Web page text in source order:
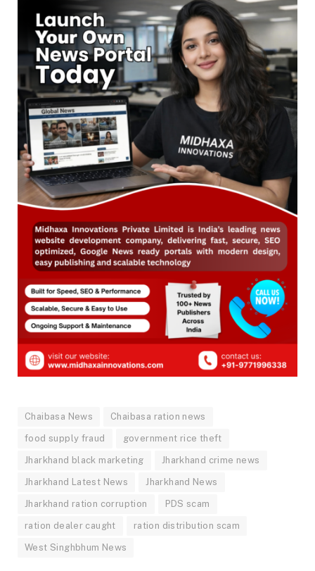
Chaibasa News Chaibasa ration news
food supply fraud government rice theft
Jharkhand black marketing Jharkhand crime news
Jharkhand Latest News Jharkhand News
Jharkhand ration corruption PDS scam
ration dealer caught ration distribution scam
West Singhbhum News